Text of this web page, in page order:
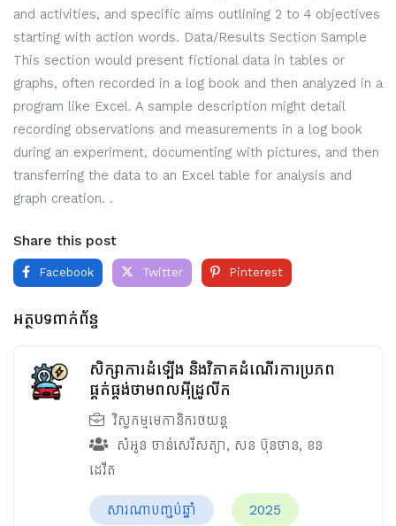
and activities, and specific aims outlining 2 to 4 objectives
starting with action words. Data/Results Section Sample
This section would present fictional data in tables or
graphs, often recorded in a log book and then analyzed in a
program like Excel. A sample description might detail
recording observations and measurements in a log book
during an experiment, documenting with pictures, and then
transferring the data to an Excel table for analysis and
graph creation. .
Share this post
Facebook Twitter Pinterest
អត្ថបទពាក់ព័ន្ធ
សិក្សាការដំឡើង និងវិភាគដំណើរការប្រភព
ផ្គត់ផ្គង់ថាមពលអ៊ីដ្រូលីក
វិស្វកម្មមេកានិករថយន្ត
សំអូន ចាន់សេរីសត្យា, សន ប៊ុនថាន, ខន
ដេវីត
សារណាបញ្ចប់ឆ្នាំ 2025